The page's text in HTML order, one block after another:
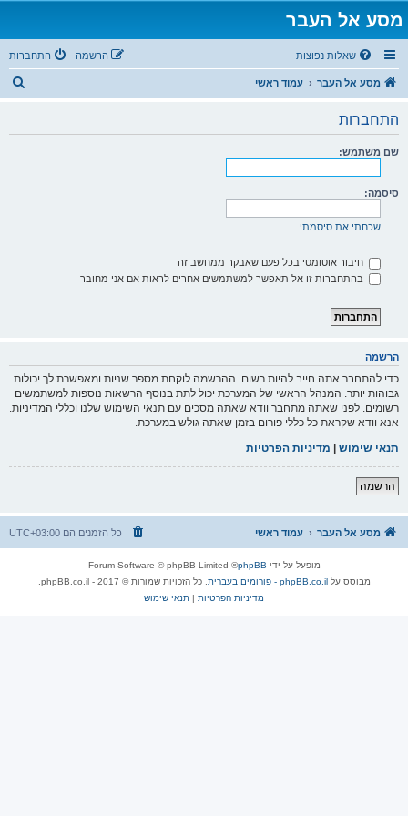
מסע אל העבר
שאלות נפוצות התחברות הרשמה
מסע אל העבר עמוד ראשי
התחברות
שם משתמש:
סיסמה:
שכחתי את סיסמתי
חיבור אוטומטי בכל פעם שאבקר ממחשב זה
בהתחברות זו אל תאפשר למשתמשים אחרים לראות אם אני מחובר
הרשמה
כדי להתחבר אתה חייב להיות רשום. ההרשמה לוקחת מספר שניות ומאפשרת לך יכולות
גבוהות יותר. המנהל הראשי של המערכת יכול לתת בנוסף הרשאות נוספות למשתמשים
רשומים. לפני שאתה מתחבר וודא שאתה מסכים עם תנאי השימוש שלנו וכללי המדיניות.
אנא וודא שקראת כל כללי פורום בזמן שאתה גולש במערכת.
תנאי שימוש | מדיניות הפרטיות
הרשמה
מסע אל העבר עמוד ראשי כל הזמנים הם UTC+03:00
מופעל על ידי phpBB
® Forum Software © phpBB Limited
מבוסס עלphpBB.co.il - פורומים בעברית
. כל הזכויות שמורות © 2017 - phpBB.co.il.
מדיניות הפרטיות | תנאי שימוש